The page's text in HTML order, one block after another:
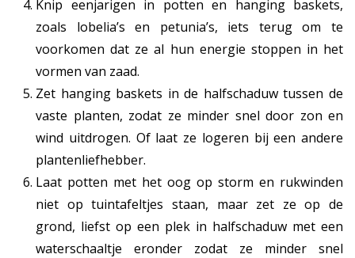
Knip eenjarigen in potten en hanging baskets,
zoals lobelia’s en petunia’s, iets terug om te
voorkomen dat ze al hun energie stoppen in het
vormen van zaad.
Zet hanging baskets in de halfschaduw tussen de
vaste planten, zodat ze minder snel door zon en
wind uitdrogen. Of laat ze logeren bij een andere
plantenliefhebber.
Laat potten met het oog op storm en rukwinden
niet op tuintafeltjes staan, maar zet ze op de
grond, liefst op een plek in halfschaduw met een
waterschaaltje eronder zodat ze minder snel